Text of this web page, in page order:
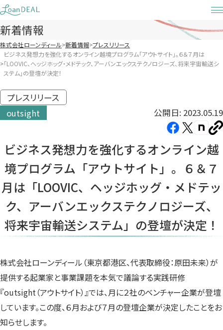
Skip
to
content
新着情報
株式会社ローンディール 新着情報 プレスリリース
ビジネス発想力を強化するオンライン越境プログラム「アウトサイト」。６＆７月は
「LOOVIC、ヘッジホッグ・メドテック、アーバンエックステクノロジーズ、将来宇宙輸送シ
ステム」の登壇が決定！
プレスリリース
outsight
公開日: 2023.05.19
Facebook（新
い
で
開
き
ま
X（新
い
タ
で
開
き
ま
note（新
い
タ
で
開
き
ま
コ
ピ
ー
ビジネス発想力を強化するオンライン越
境プログラム「アウトサイト」。６＆７
月は「LOOVIC、ヘッジホッグ・メドテッ
ク、アーバンエックステクノロジーズ、
将来宇宙輸送システム」の登壇が決定！
株式会社ローンディール（東京都港区、代表取締役：原田未来）が
提供する起業家と事業課題を本気で議論する実践研修
『outsight（アウトサイト）』では、月に２社のベンチャー企業が登壇
しています。この度、６月および７月の登壇企業が決定したことをお
知らせします。